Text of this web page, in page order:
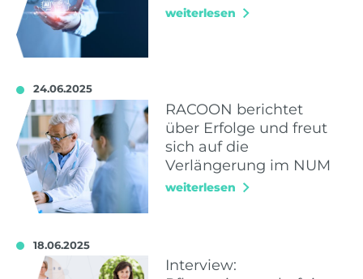
weiterlesen
24.06.2025
RACOON berichtet
über Erfolge und freut
sich auf die
Verlängerung im NUM
weiterlesen
18.06.2025
Interview: